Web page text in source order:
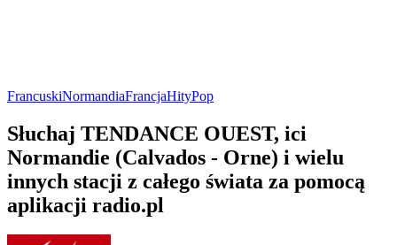
FrancuskiNormandiaFrancjaHityPop
Słuchaj TENDANCE OUEST, ici
Normandie (Calvados - Orne) i wielu
innych stacji z całego świata za pomocą
aplikacji radio.pl